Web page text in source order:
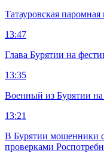
Татауровская паромная
13:47
Глава Бурятии на
13:35
Военный из Бурятии
13:21
В Бурятии мошенники
проверками